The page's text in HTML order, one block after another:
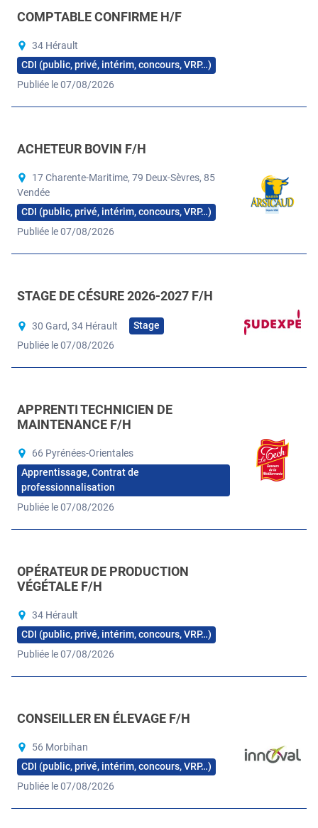
COMPTABLE CONFIRME H/F
34 Hérault
CDI (public, privé, intérim, concours, VRP…)
Publiée le 07/08/2026
ACHETEUR BOVIN F/H
17 Charente-Maritime, 79 Deux-Sèvres, 85
Vendée
CDI (public, privé, intérim, concours, VRP…)
Publiée le 07/08/2026
STAGE DE CÉSURE 2026-2027 F/H
30 Gard, 34 Hérault
Stage
Publiée le 07/08/2026
APPRENTI TECHNICIEN DE
MAINTENANCE F/H
66 Pyrénées-Orientales
Apprentissage, Contrat de
professionnalisation
Publiée le 07/08/2026
OPÉRATEUR DE PRODUCTION
VÉGÉTALE F/H
34 Hérault
CDI (public, privé, intérim, concours, VRP…)
Publiée le 07/08/2026
CONSEILLER EN ÉLEVAGE F/H
56 Morbihan
CDI (public, privé, intérim, concours, VRP…)
Publiée le 07/08/2026